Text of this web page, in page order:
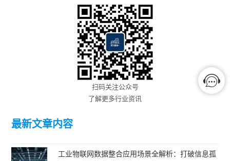
扫码关注公众号
了解更多行业资讯
最新文章内容
工业物联网数据整合应用场景全解析：打破信息孤